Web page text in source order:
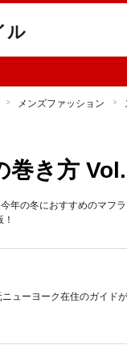
ル
メンズファッション
巻き方
年の冬におすすめのマフ
ューヨーク在住のガイドが